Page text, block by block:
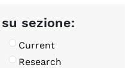
sezione:
Current
Research